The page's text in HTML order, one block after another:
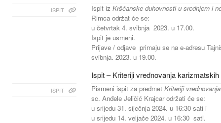
ISPIT Ispit iz Kršćanske duhovnosti u srednjem i
Rimca održat će se:
u četvrtak 4. svibnja 2023. u 17.00.
Ispit je usmeni.
Prijave / odjave primaju se na e-adresu
svibnja. 2023. u 19.00.
Ispit – Kriteriji vrednovanja
ISPIT Pismeni ispit za predmet Kriteriji
sc. Anđele Jeličić Krajcar održati će se:
u srijedu 31. siječnja 2024. u 16:30 sati i
u srijedu 14. veljače 2024. u 16:30 sati.